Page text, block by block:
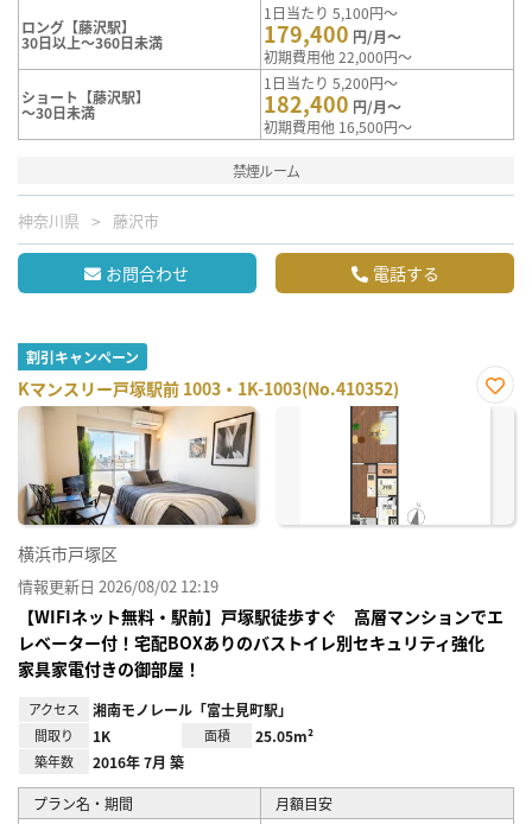
ロング【藤沢駅】
30日以上～360日未満
1日当たり 5,100円～
179,400 円/月～
初期費用他 22,000円～
ショート【藤沢駅】
～30日未満
1日当たり 5,200円～
182,400 円/月～
初期費用他 16,500円～
禁煙ルーム
神奈川県 藤沢市
お問合わせ 電話する
割引キャンペーン
Kマンスリー戸塚駅前 1003・1K-1003(No.410352)
お気
横浜市戸塚区
情報更新日 2026/08/02 12:19
【WIFIネット無料・駅前】戸塚駅徒歩すぐ 高層マンションでエ
レベーター付！宅配BOXありのバストイレ別セキュリティ強化
家具家電付きの御部屋！
アクセス 湘南モノレール「富士見町駅」
間取り 1K 面積 25.05m²
築年数 2016年 7月 築
プラン名・期間 月額目安